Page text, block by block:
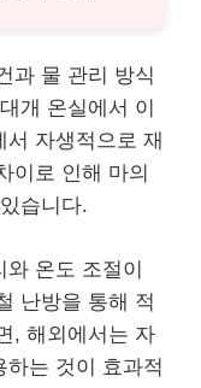
과 물 관리 방식
개 온실에서 이
자생적으로 재
이로 인해 마의
습니다.
온도 조절이
난방을 통해 적
, 해외에서는 자
하는 것이 효과적